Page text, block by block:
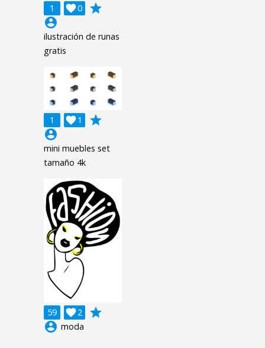
1 0

grade
account_circle
ilustración de runas
gratis
1 1

grade
account_circle
mini muebles set
tamaño 4k
59 2

grade
account_circle moda